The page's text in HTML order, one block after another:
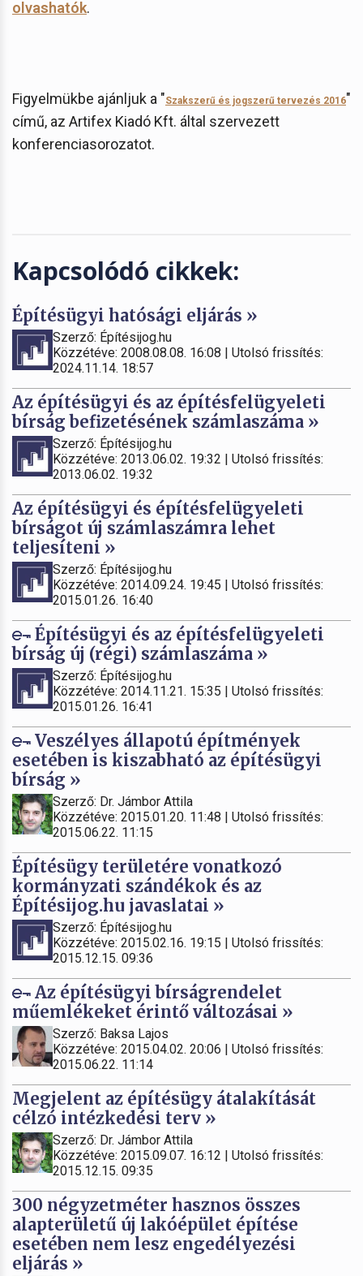
olvashatók.
Figyelmükbe ajánljuk a "Szakszerű és jogszerű tervezés 2016"
című, az Artifex Kiadó Kft. által szervezett
konferenciasorozatot.
Kapcsolódó cikkek:
Építésügyi hatósági eljárás »
Szerző: Építésijog.hu
Közzétéve: 2008.08.08. 16:08 | Utolsó frissítés:
2024.11.14. 18:57
Az építésügyi és az építésfelügyeleti
bírság befizetésének számlaszáma »
Szerző: Építésijog.hu
Közzétéve: 2013.06.02. 19:32 | Utolsó frissítés:
2013.06.02. 19:32
Az építésügyi és építésfelügyeleti
bírságot új számlaszámra lehet
teljesíteni »
Szerző: Építésijog.hu
Közzétéve: 2014.09.24. 19:45 | Utolsó frissítés:
2015.01.26. 16:40
Építésügyi és az építésfelügyeleti
bírság új (régi) számlaszáma »
Szerző: Építésijog.hu
Közzétéve: 2014.11.21. 15:35 | Utolsó frissítés:
2015.01.26. 16:41
Veszélyes állapotú építmények
esetében is kiszabható az építésügyi
bírság »
Szerző: Dr. Jámbor Attila
Közzétéve: 2015.01.20. 11:48 | Utolsó frissítés:
2015.06.22. 11:15
Építésügy területére vonatkozó
kormányzati szándékok és az
Építésijog.hu javaslatai »
Szerző: Építésijog.hu
Közzétéve: 2015.02.16. 19:15 | Utolsó frissítés:
2015.12.15. 09:36
Az építésügyi bírságrendelet
műemlékeket érintő változásai »
Szerző: Baksa Lajos
Közzétéve: 2015.04.02. 20:06 | Utolsó frissítés:
2015.06.22. 11:14
Megjelent az építésügy átalakítását
célzó intézkedési terv »
Szerző: Dr. Jámbor Attila
Közzétéve: 2015.09.07. 16:12 | Utolsó frissítés:
2015.12.15. 09:35
300 négyzetméter hasznos összes
alapterületű új lakóépület építése
esetében nem lesz engedélyezési
eljárás »